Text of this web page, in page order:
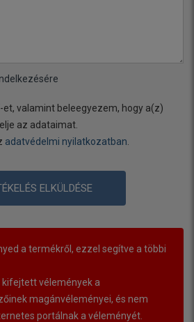
-et, valamint beleegyezem, hogy a(z)
az adataimat.
adatvédelmi nyilatkozatban
ELKÜLDÉSE
a termékről, ezzel segítve a többi
vélemények a
magánvéleményei, és nem
portálnak a véleményét.